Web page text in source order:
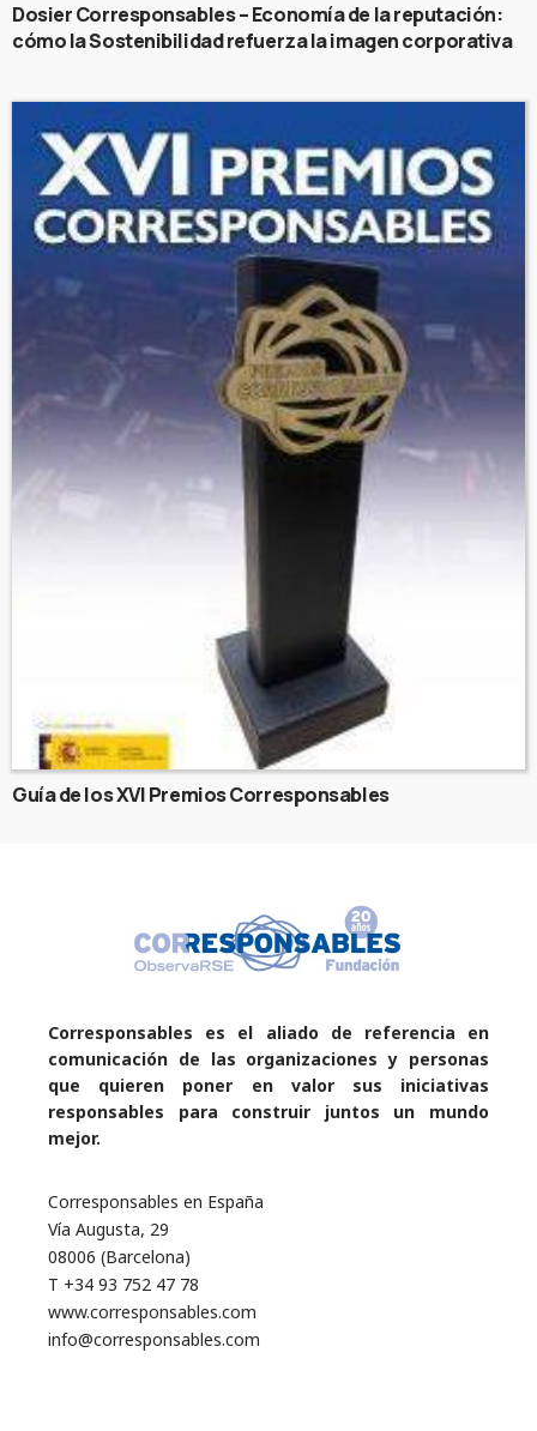
Dosier Corresponsables – Economía de la reputación:
cómo la Sostenibilidad refuerza la imagen corporativa
Guía de los XVI Premios Corresponsables
Corresponsables es el aliado de referencia en
comunicación de las organizaciones y personas
que quieren poner en valor sus iniciativas
responsables para construir juntos un mundo
mejor.
Corresponsables en España
Vía Augusta, 29
08006 (Barcelona)
T +34 93 752 47 78
www.corresponsables.com
info@corresponsables.com